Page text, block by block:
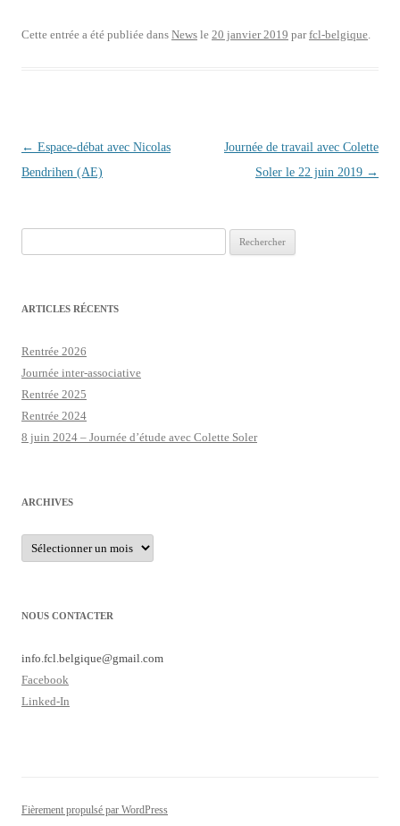
Cette entrée a été publiée dans News le 20 janvier 2019 parfcl-belgique.
Navigation des articles
← Espace-débat avec Nicolas
Bendrihen (AE)
Journée de travail avec Colette
Soler le 22 juin 2019 →
ARTICLES RÉCENTS
Rentrée 2026
Journée inter-associative
Rentrée 2025
Rentrée 2024
8 juin 2024 – Journée d’étude avec Colette Soler
ARCHIVES
Archives
NOUS CONTACTER
info.fcl.belgique@gmail.com
Facebook
Linked-In
Fièrement propulsé par WordPress